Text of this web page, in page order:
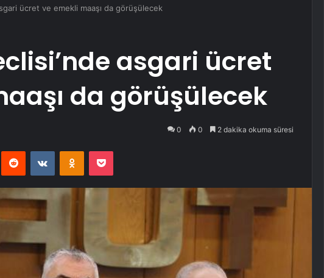
ücret ve emekli maaşı da görüşülecek
asgari ücret
da görüşülecek
0 0 2 dakika okuma süresi
Reddit VKontakteOdnoklassniki
Pocket